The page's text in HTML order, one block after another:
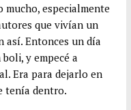
mucho, especialmente
que vivían un
así. Entonces un día
y empecé a
Era para dejarlo en
tenía dentro.